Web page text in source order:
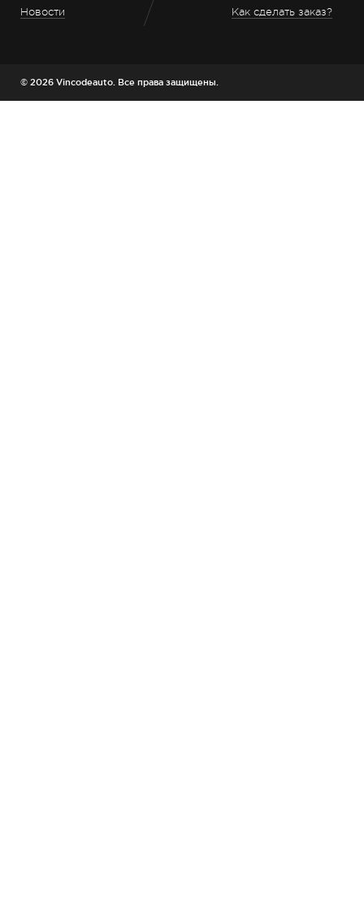
Новости
Как сделать заказ?
© 2026 Vincodeauto. Все права защищены.